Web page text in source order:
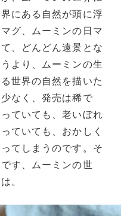
にある自然が頭に浮
グ、ムーミンの日マ
、どんどん遠景とな
より、ムーミンの生
世界の自然を描いた
なく、発売は稀で
ていても、老いぼれ
ていても、おかしく
てしまうのです。そ
す、ムーミンの世
。